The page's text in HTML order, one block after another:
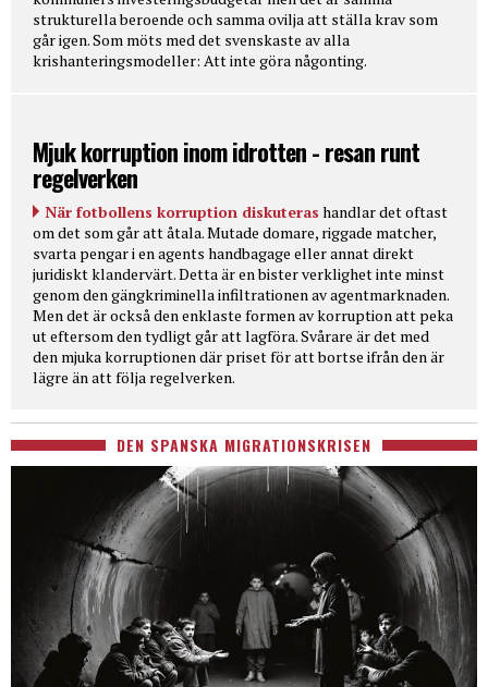
strukturella beroende och samma ovilja att ställa krav som
går igen. Som möts med det svenskaste av alla
krishanteringsmodeller: Att inte göra någonting.
Mjuk korruption inom idrotten - resan runt
regelverken
När fotbollens korruption diskuteras handlar det oftast
om det som går att åtala. Mutade domare, riggade matcher,
svarta pengar i en agents handbagage eller annat direkt
juridiskt klandervärt. Detta är en bister verklighet inte minst
genom den gängkriminella infiltrationen av agentmarknaden.
Men det är också den enklaste formen av korruption att peka
ut eftersom den tydligt går att lagföra. Svårare är det med
den mjuka korruptionen där priset för att bortse ifrån den är
lägre än att följa regelverken.
DEN SPANSKA MIGRATIONSKRISEN